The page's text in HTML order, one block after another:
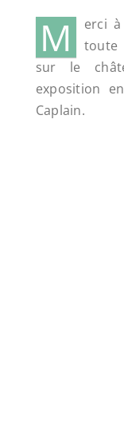
M
erci
toute
sur le
exposition
Caplain.